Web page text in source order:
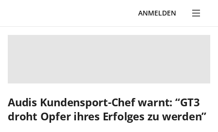
ANMELDEN
Audis Kundensport-Chef warnt: “GT3
droht Opfer ihres Erfolges zu werden”